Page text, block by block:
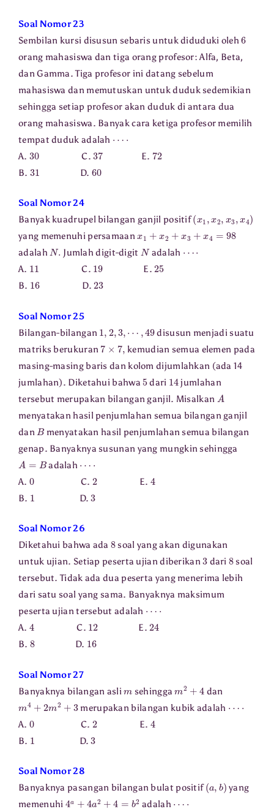
Soal Nomor 23
Sembilan kursi disusun sebaris untuk diduduki oleh6
orang mahasiswa dan tiga orang profesor: Alfa, Beta,
dan Gamma. Tiga profesor ini datang sebelum
mahasiswa dan memutuskan untuk duduk sedemikian
sehingga setiap profesor akan duduk di antara dua
orang mahasiswa. Banyak cara ketiga profesor memilih
tempat duduk adalah
A. 30 C.37 E. 72
B. 31 D. 60
Soal Nomor 24
Banyak kuadrupel bilangan ganjil positif(
yang memenuhi persamaan x 3 =
adalahN. Jumlah digit-digit Nadalah
A. 11 C. 19 E.25
B. 16 D.23
Soal Nomor 25
Bilangan-bilangan 1 2, ,⋯
disusun menjadi suatu
matriks berukuran 7×
kemudian semua elemen pada
masing-masing baris dan kolom dijumlahkan (ada 14
jumlahan). Diketahui bahwa5 dari 14 jumlahan
tersebut merupakan bilangan ganjil. Misalkan
A
menyatakan hasil penjumlahan semua bilangan ganjil
danBmenyatakan hasil penjumlahan semua bilangan
genap. Banyaknya susunan yang mungkin sehingga
A= adalah
A. 0C. 2E. 4
B. 1 D.3
Soal Nomor 26
Diketahui bahwa ada 8 soal yang akan digunakan
untuk ujian. Setiap peserta ujian diberikan3 dari8 soal
tersebut. Tidak ada dua peserta yang menerima lebih
dari satu soal yang sama. Banyaknya maksimum
peserta ujian tersebut adalah
A. 4C. 12 E.24
B. 8D. 16
Soal Nomor 27
Banyaknya bilangan asli
sehingga 2 + dan
4 + 2m 2+ 3 merupakan bilangan kubik adalah
A. 0C. 2E. 4
B. 1 D.3
Soal Nomor 28
Banyaknya pasangan bilangan bulat positif (a b ) yang
memenuhi 4a + a 2+ 4 =b adalah